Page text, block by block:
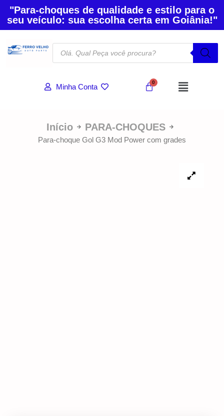
"Para-choques de qualidade e estilo para o
seu veículo: sua escolha certa em Goiânia!"
Minha Conta
Início PARA-CHOQUES
Para-choque Gol G3 Mod Power com grades